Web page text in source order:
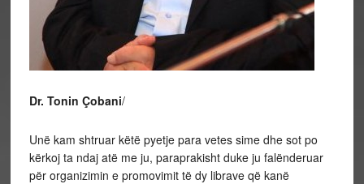
Dr. Tonin Çobani/
Unë kam shtruar këtë pyetje para vetes sime dhe sot po
kërkoj ta ndaj atë me ju, paraprakisht duke ju falënderuar
për organizimin e promovimit të dy librave që kanë